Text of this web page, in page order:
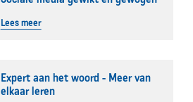
Lees meer
Expert aan het woord - Meer van
elkaar leren